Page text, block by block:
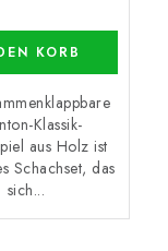
KORB
Klassik-
aus Holz ist
Schachset, das
sich...